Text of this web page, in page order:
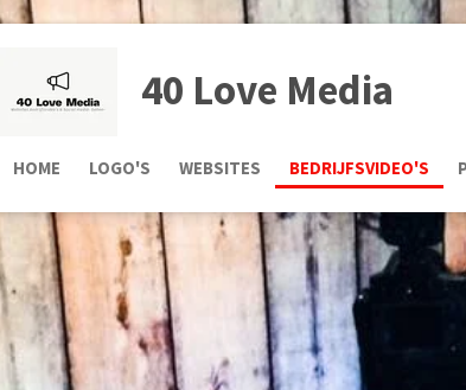
40 Love Media
HOME LOGO'S WEBSITES BEDRIJFSVIDEO'S